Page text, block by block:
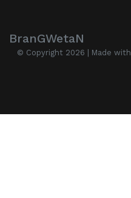
BranGWetaN
© Copyright 2026 | Made with